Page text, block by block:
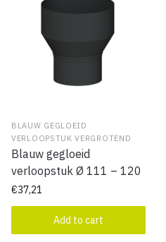
BLAUW GEGLOEID
VERLOOPSTUK VERGROTEND
Blauw gegloeid
verloopstuk Ø 111 – 120
€37,21
Add to cart